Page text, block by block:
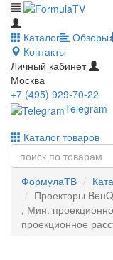
Каталог Обзоры
Контакты
Личный кабинет
Москва
+7 (495) 929-70-22
Telegram
Каталог товаров
ФормулаТВ
Проекторы
, Мин.
проекционное